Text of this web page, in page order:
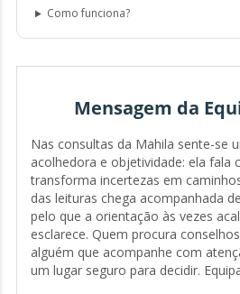
Como funciona?
Mensagem da
Nas consultas da Mahila sente-se
acolhedora e objetividade: ela fala
transforma incertezas em
das leituras chega acompanhada
pelo que a orientação às vezes
esclarece. Quem procura
alguém que acompanhe com
um lugar seguro para decidir.